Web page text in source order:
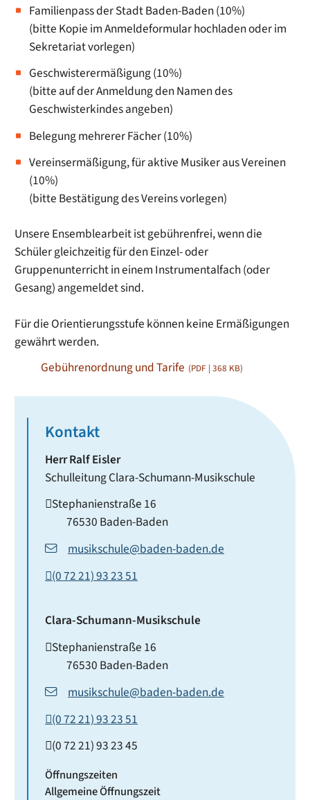
Familienpass der Stadt Baden-Baden (10%)
(bitte Kopie im Anmeldeformular hochladen oder im
Sekretariat vorlegen)
Geschwisterermäßigung (10%)
(bitte auf der Anmeldung den Namen des
Geschwisterkindes angeben)
Belegung mehrerer Fächer (10%)
Vereinsermäßigung, für aktive Musiker aus Vereinen
(10%)
(bitte Bestätigung des Vereins vorlegen)
Unsere Ensemblearbeit ist gebührenfrei, wenn die
Schüler gleichzeitig für den Einzel- oder
Gruppenunterricht in einem Instrumentalfach (oder
Gesang) angemeldet sind.
Für die Orientierungsstufe können keine Ermäßigungen
gewährt werden.
Gebührenordnung und Tarife (PDF | 368 KB)
Kontakt
HerrRalfEisler
Schulleitung Clara-Schumann-Musikschule
Stephanienstraße 16
76530 Baden-Baden
musikschule@baden-baden.de
(07221) 932351
Clara-Schumann-Musikschule
Stephanienstraße 16
76530 Baden-Baden
musikschule@baden-baden.de
(07221) 932351
(07221) 932345
Öffnungszeiten
Allgemeine Öffnungszeit